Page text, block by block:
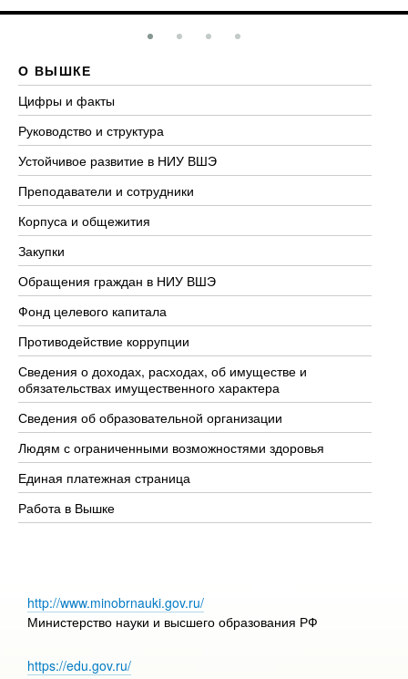
О ВЫШКЕ
Цифры и факты
Руководство и структура
Устойчивое развитие в НИУ ВШЭ
Преподаватели и сотрудники
Корпуса и общежития
Закупки
Обращения граждан в НИУ ВШЭ
Фонд целевого капитала
Противодействие коррупции
Сведения о доходах, расходах, об имуществе и
обязательствах имущественного характера
Сведения об образовательной организации
Людям с ограниченными возможностями здоровья
Единая платежная страница
Работа в Вышке
http://www.minobrnauki.gov.ru/
Министерство науки и высшего образования РФ
https://edu.gov.ru/